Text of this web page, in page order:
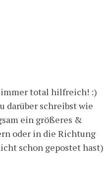
total hilfreich! :)
darüber schreibst wie
ein größeres &
oder in die Richtung
schon gepostet hast)